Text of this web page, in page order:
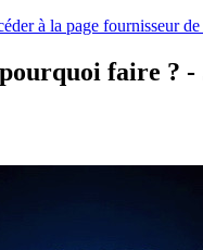
à la page fournisseur
faire ? -